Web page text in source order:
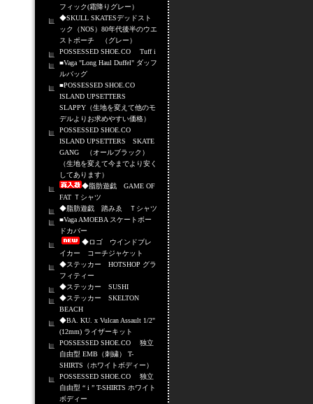
フィック(霜降りグレー）
◆SKULL SKATESデッドスト
ック（NOS）80年代後半のウエ
ストポーチ （グレー）
POSSESSED SHOE.CO Tuff i
■Vaga "Long Haul Duffel" ダッフ
ルバッグ
■POSSESSED SHOE.CO
ISLAND UPSETTERS
SLAPPY（生地を変えて他のモ
デルよりお求めやすい価格）
POSSESSED SHOE.CO
ISLAND UPSETTERS SKATE
GANG （オールブラック）
（生地を変えて今までより安く
してあります）
◆脂肪遊戯 GAME OF
FAT Ｔシャツ
◆脂肪遊戯 踏みゑ Ｔシャツ
■Vaga AMOEBA スケートボー
ドカバー
◆ロゴ ウインドブレ
イカー コーチジャケット
◆ステッカー HOTSHOP グラ
フィティー
◆ステッカー SUSHI
◆ステッカー SKELTON
BEACH
◆BA. KU. x Vulcan Assault 1/2"
(12mm) ライザーキット
POSSESSED SHOE.CO 独立
自由型 EMB（刺繍） T-
SHIRTS（ホワイトボディー）
POSSESSED SHOE.CO 独立
自由型 “ i ” T-SHIRTS ホワイト
ボディー